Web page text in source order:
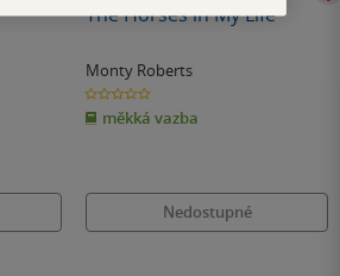
The Horses in My Life
Monty Roberts
0.0
z
5
hvězdiček
měkká vazba
Nedostupné